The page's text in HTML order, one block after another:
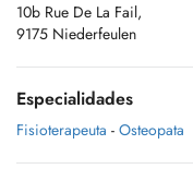
10b Rue De La Fail,
9175 Niederfeulen
Especialidades
Fisioterapeuta - Osteopata